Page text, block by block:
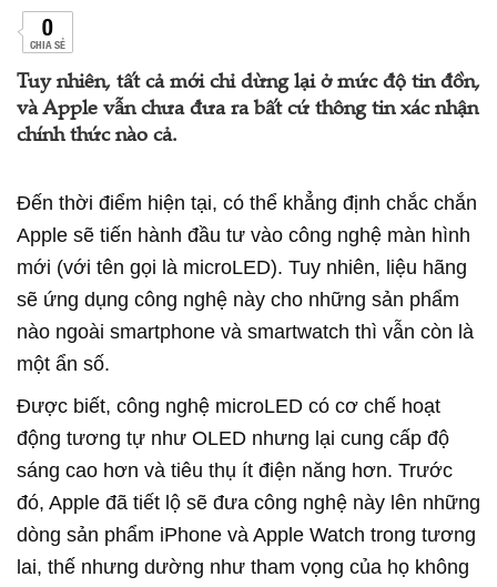
0
CHIA SẺ
Tuy nhiên, tất cả mới chỉ dừng lại ở mức độ tin đồn,
và Apple vẫn chưa đưa ra bất cứ thông tin xác nhận
chính thức nào cả.
Đến thời điểm hiện tại, có thể khẳng định chắc chắn
Apple sẽ tiến hành đầu tư vào công nghệ màn hình
mới (với tên gọi là microLED). Tuy nhiên, liệu hãng
sẽ ứng dụng công nghệ này cho những sản phẩm
nào ngoài smartphone và smartwatch thì vẫn còn là
một ẩn số.
Được biết, công nghệ microLED có cơ chế hoạt
động tương tự như OLED nhưng lại cung cấp độ
sáng cao hơn và tiêu thụ ít điện năng hơn. Trước
đó, Apple đã tiết lộ sẽ đưa công nghệ này lên những
dòng sản phẩm iPhone và Apple Watch trong tương
lai, thế nhưng dường như tham vọng của họ không